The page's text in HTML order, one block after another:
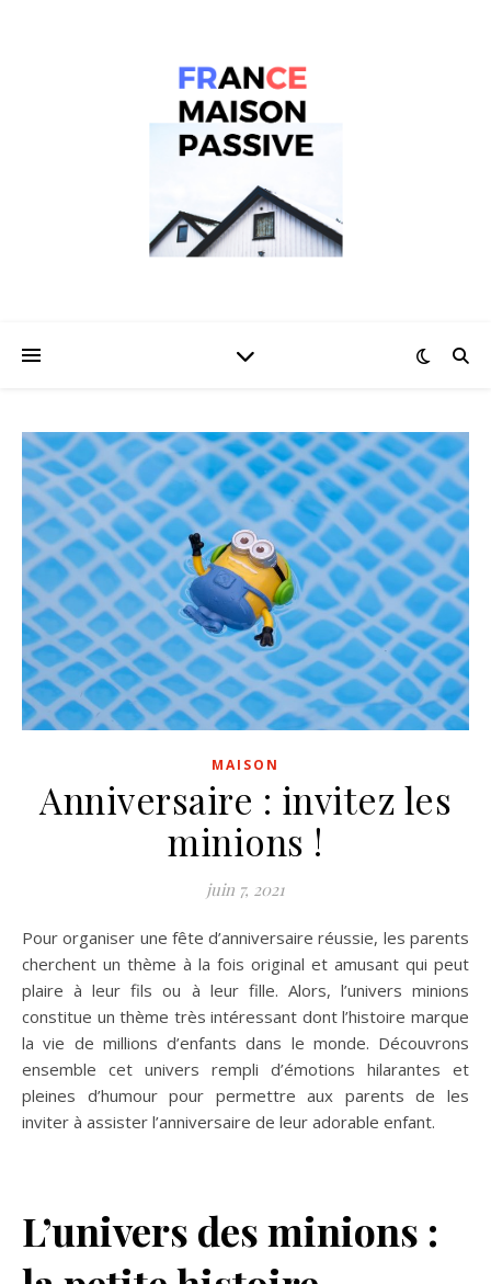
MAISON
Anniversaire : invitez les
minions !
juin 7, 2021
Pour organiser une fête d’anniversaire réussie, les parents
cherchent un thème à la fois original et amusant qui peut
plaire à leur fils ou à leur fille. Alors, l’univers minions
constitue un thème très intéressant dont l’histoire marque
la vie de millions d’enfants dans le monde. Découvrons
ensemble cet univers rempli d’émotions hilarantes et
pleines d’humour pour permettre aux parents de les
inviter à assister l’anniversaire de leur adorable enfant.
L’univers des minions :